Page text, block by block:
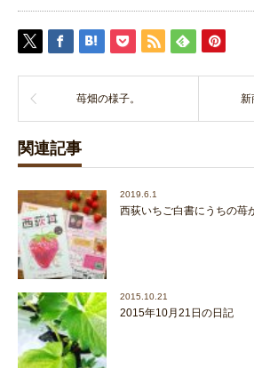
苺畑の様子。 新
関連記事
2019.6.1
西荻いちご白書にうちの苺
2015.10.21
2015年10月21日の日記